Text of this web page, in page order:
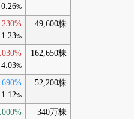
0.26%
1.23%
49,600株
4.03%
162,650株
1.12%
52,200株
340万株